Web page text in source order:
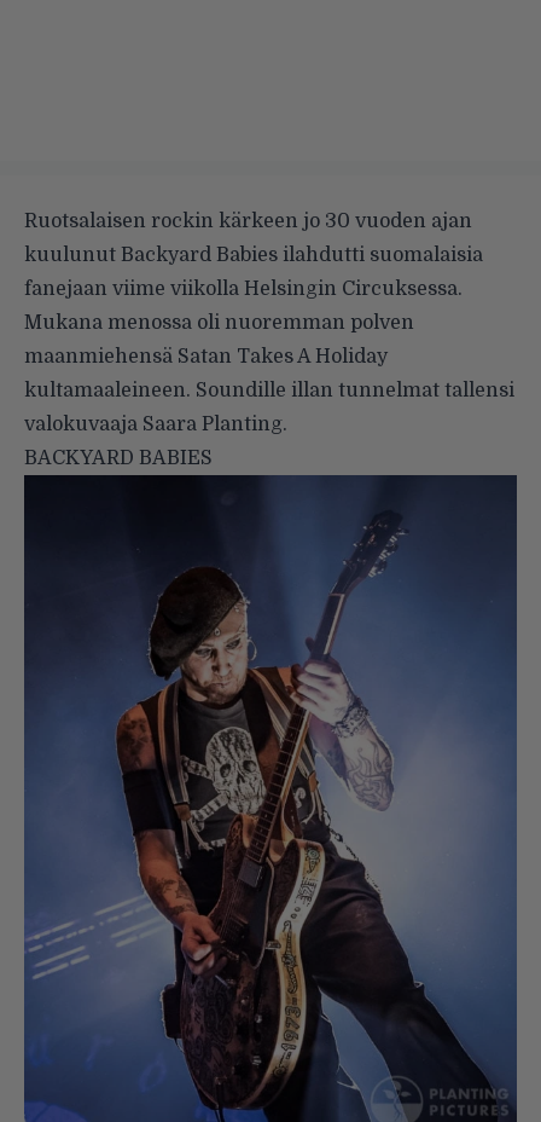
Ruotsalaisen rockin kärkeen jo 30 vuoden ajan
kuulunut Backyard Babies ilahdutti suomalaisia
fanejaan viime viikolla Helsingin Circuksessa.
Mukana menossa oli nuoremman polven
maanmiehensä Satan Takes A Holiday
kultamaaleineen. Soundille illan tunnelmat tallensi
valokuvaaja Saara Planting.
BACKYARD BABIES